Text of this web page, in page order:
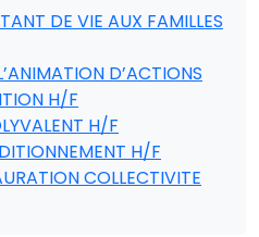
DE VIE AUX FAMILLES
D’ACTIONS
H/F
H/F
H/F
COLLECTIVITE